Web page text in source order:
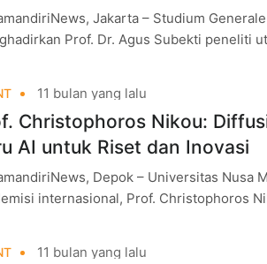
Jakarta – Studium
Prof. Dr. Agus Subekti peneliti
11 bulan yang lalu
Christophoros Nikou:
AI untuk Riset dan Inovasi
Depok – Universitas Nusa
internasional, Prof. Christophoros
11 bulan yang lalu